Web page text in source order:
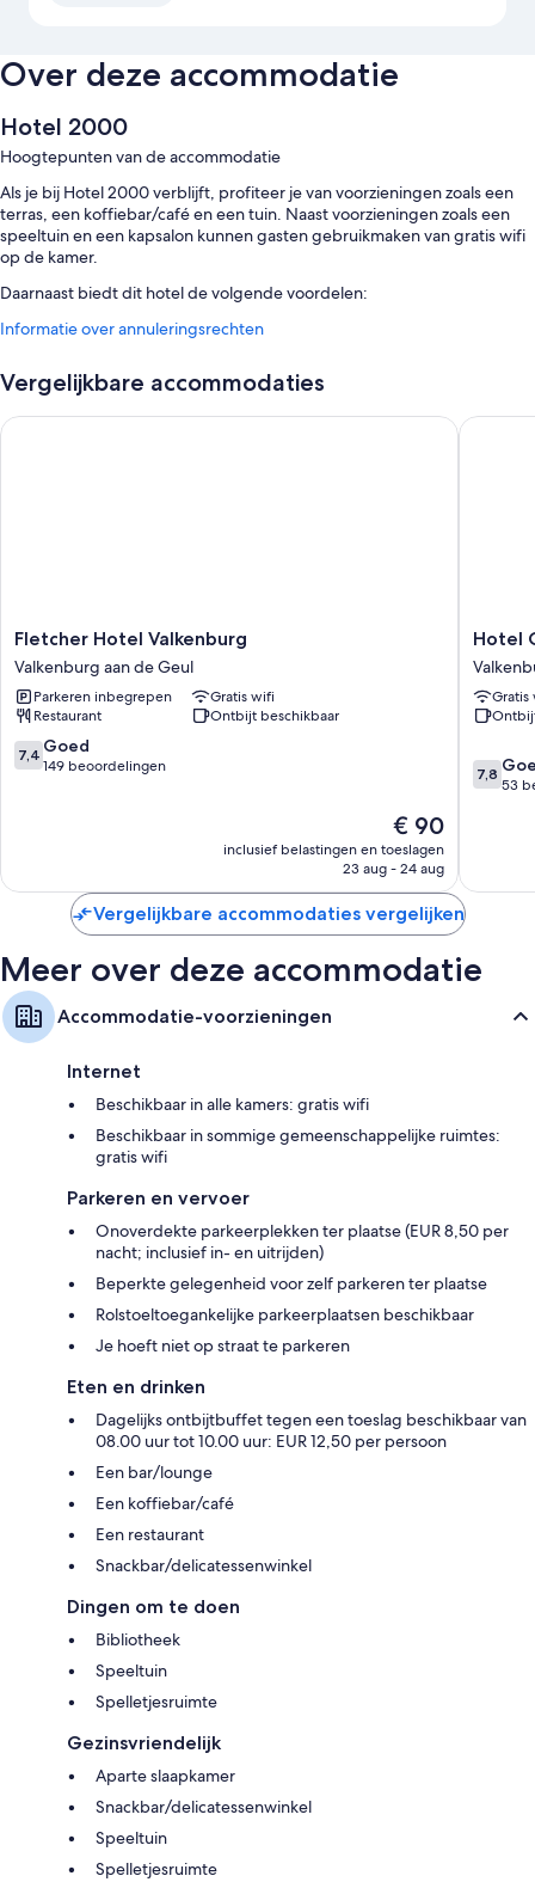
Over deze accommodatie
Hotel 2000
Hoogtepunten van de accommodatie
Als je bij Hotel 2000 verblijft, profiteer je van voorzieningen zoals een
terras, een koffiebar/café en een tuin. Naast voorzieningen zoals een
speeltuin en een kapsalon kunnen gasten gebruikmaken van gratis wifi
op de kamer.
Daarnaast biedt dit hotel de volgende voordelen:
Een ontbijtbuffet (tegen een toeslag), parkeerplaatsen (toeslag) en
Een kluis bij de receptie, een automaat en een rookvrije
Flatscreentelevisies met kabelzenders
Verwarming en dagelijkse schoonmaakservice
Informatie over annuleringsrechten
Vergelijkbare accommodaties
Fletcher
Hotel
Valkenburg
Valkenburg
aan
de
Geul
Fletcher Hotel Valkenburg
Valkenburg aan de Geul
Parkeren inbegrepen
Gratis wifi
Restaurant
Ontbijt beschikbaar
7.4
van
7,4 Goed
149 beoordelingen
De
prijs
is
€ 90
inclusief belastingen en toeslagen
23 aug - 24 aug
Fletcher Hotel Valkenburg
Hotel
Courage
aan
Geul
Hotel
Gratis
7.8
van
7,8
53
Hotel
Vergelijkbare accommodaties vergelijken
Meer over deze accommodatie
Accommodatie-voorzieningen
Internet
Beschikbaar in alle kamers: gratis wifi
Beschikbaar in sommige gemeenschappelijke ruimtes:
gratis wifi
Parkeren en vervoer
Onoverdekte parkeerplekken ter plaatse (EUR 8,50 per
nacht; inclusief in- en uitrijden)
Beperkte gelegenheid voor zelf parkeren ter plaatse
Rolstoeltoegankelijke parkeerplaatsen beschikbaar
Je hoeft niet op straat te parkeren
Eten en drinken
Dagelijks ontbijtbuffet tegen een toeslag beschikbaar van
08.00 uur tot 10.00 uur: EUR 12,50 per persoon
Een bar/lounge
Een koffiebar/café
Een restaurant
Snackbar/delicatessenwinkel
Dingen om te doen
Bibliotheek
Speeltuin
Spelletjesruimte
Gezinsvriendelijk
Aparte slaapkamer
Snackbar/delicatessenwinkel
Speeltuin
Spelletjesruimte